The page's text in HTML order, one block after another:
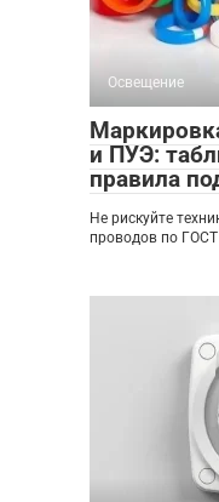
Освещение
и ПУЭ:
правила
Не рискуйте
проводов по